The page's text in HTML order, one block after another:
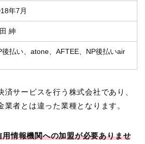
年7月
紳
後払い、atone、AFTEE、NP後払いair
済サービスを行う株式会社であり、
者とは違った業種となります。
情報機関への加盟が必要ありませ